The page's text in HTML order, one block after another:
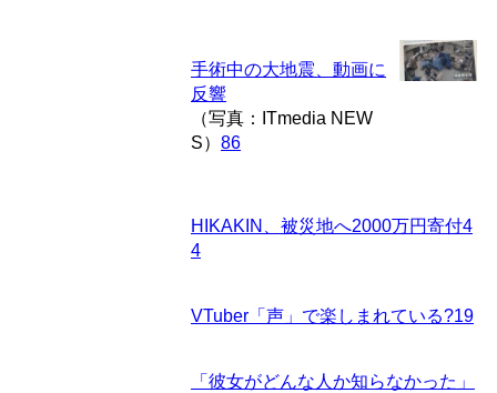
手術中の大地震、動画に
反響
（写真：ITmedia NEW
S） 86
HIKAKIN、被災地へ2000万円寄付4
4
VTuber「声」で楽しまれている?19
「彼女がどんな人か知らなかった」